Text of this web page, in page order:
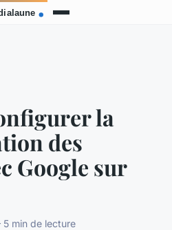
la
des
Google sur
min de lecture